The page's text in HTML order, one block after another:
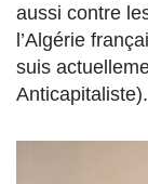
aussi contre
l’Algérie
suis
Anticapitaliste).